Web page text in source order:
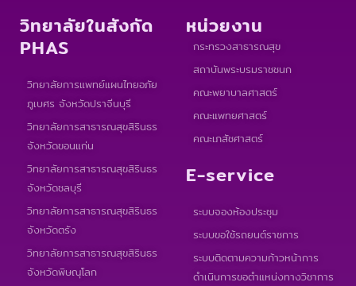
วิทยาลัยในสังกัด
PHAS
วิทยาลัยการแพทย์แผนไทยอภัย
ภูเบศร จังหวัดปราจีนบุรี
วิทยาลัยการสาธารณสุขสิรินธร
จังหวัดขอนแก่น
วิทยาลัยการสาธารณสุขสิรินธร
จังหวัดชลบุรี
วิทยาลัยการสาธารณสุขสิรินธร
จังหวัดตรัง
วิทยาลัยการสาธารณสุขสิรินธร
จังหวัดพิษณุโลก
หน่วยงาน
กระทรวงสาธารณสุข
สถาบันพระบรมราชชนก
คณะพยาบาลศาสตร์
คณะแพทยศาสตร์
คณะเภสัชศาสตร์
E-service
ระบบจองห้องประชุม
ระบบขอใช้รถยนต์ราชการ
ระบบติดตามความก้าวหน้าการ
ดำเนินการขอตำแหน่งทางวิชาการ